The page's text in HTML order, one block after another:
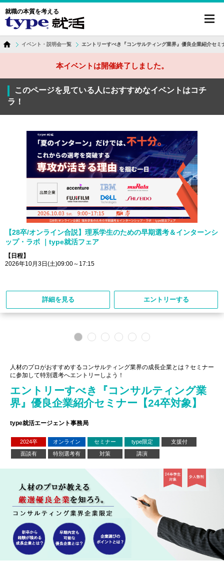
就職の本質を考える
イベント・説明会一覧 エントリーすべき『コンサルティング業界』優良企業紹介セミ
本イベントは開催終了しました。
このページを見ている人におすすめなイベントはコチ
ラ！
【28卒/オンライン合説】理系学生のための早期選考＆インターンシ
ップ・ラボ ｜type就活フェア
【日程】
2026年10月3日(土)09:00～17:15
詳細を見る エントリーする
人材のプロがおすすめするコンサルティング業界の成長企業とは？セミナー
に参加して特別選考へエントリーしよう！
エントリーすべき『コンサルティング業
界』優良企業紹介セミナー【24卒対象】
type就活エージェント事務局
2024卒 オンライン セミナー type限定
支援付
面談有
特別選考有 対策 講演